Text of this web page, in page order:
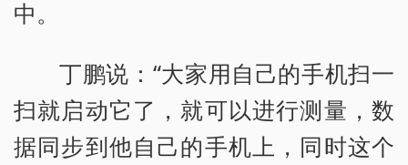
中。
丁鹏说：“大家用自己的手机扫一
扫就启动它了，就可以进行测量，数
据同步到他自己的手机上，同时这个